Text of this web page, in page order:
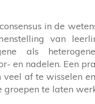
in de
van
als
en nadelen. Een
veel af te wisselen
groepen te laten